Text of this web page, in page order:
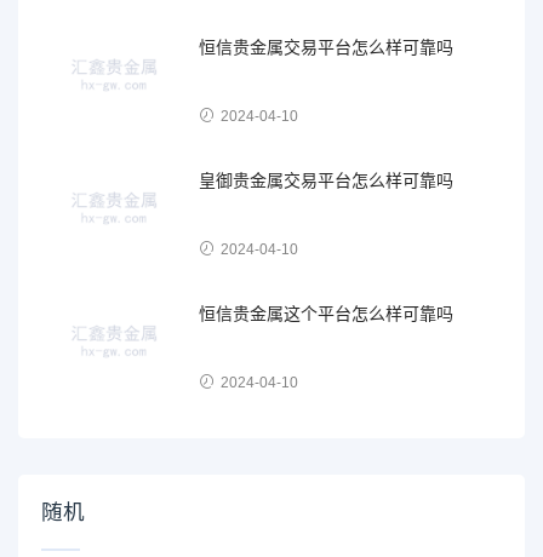
恒信贵金属交易平台怎么样可靠吗
2024-04-10
皇御贵金属交易平台怎么样可靠吗
2024-04-10
恒信贵金属这个平台怎么样可靠吗
2024-04-10
随机